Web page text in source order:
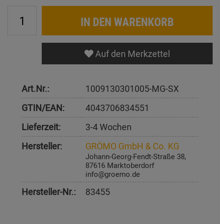
IN DEN WARENKORB
Auf den Merkzettel
Art.Nr.:
1009130301005-MG-SX
GTIN/EAN:
4043706834551
Lieferzeit:
3-4 Wochen
Hersteller:
GRÖMO GmbH & Co. KG
Johann-Georg-Fendt-Straße 38,
87616 Marktoberdorf
info@groemo.de
Hersteller-Nr.: 83455